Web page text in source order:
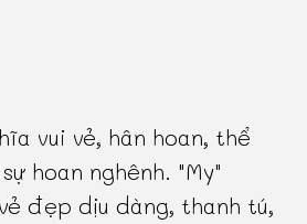
vui vẻ, hân hoan, thể
hoan nghênh. "My"
đẹp dịu dàng, thanh tú,